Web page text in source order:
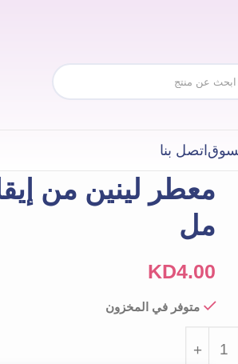
اتصل بنا
مل
KD4.00
متوفر في المخزون